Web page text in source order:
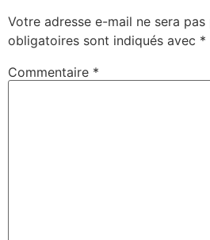
Votre adresse e-mail ne sera pas
obligatoires sont indiqués avec *
Commentaire *